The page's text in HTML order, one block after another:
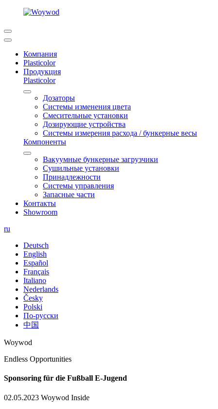
Компания
Plasticolor
Продукция
Plasticolor
Дозаторы
Системы изменения цвета
Смесительные установки
Дозирующие устройства
Системы измерения расхода / бункерные весы
Компоненты
Вакуумные бункерные загрузчики
Сушильные установки
Принадлежности
Системы управления
Запасные части
Контакты
Showroom
ru
Deutsch
English
Español
Français
Italiano
Nederlands
Česky
Polski
По-русски
中国
Woywod
Endless Opportunities
Sponsoring für die Fußball E-Jugend
02.05.2023 Woywod Inside